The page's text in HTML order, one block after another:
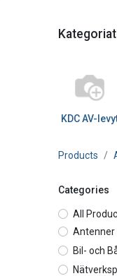
Kategoriat
KDC AV-
Products
Categories
All
Antenner
Bil- och